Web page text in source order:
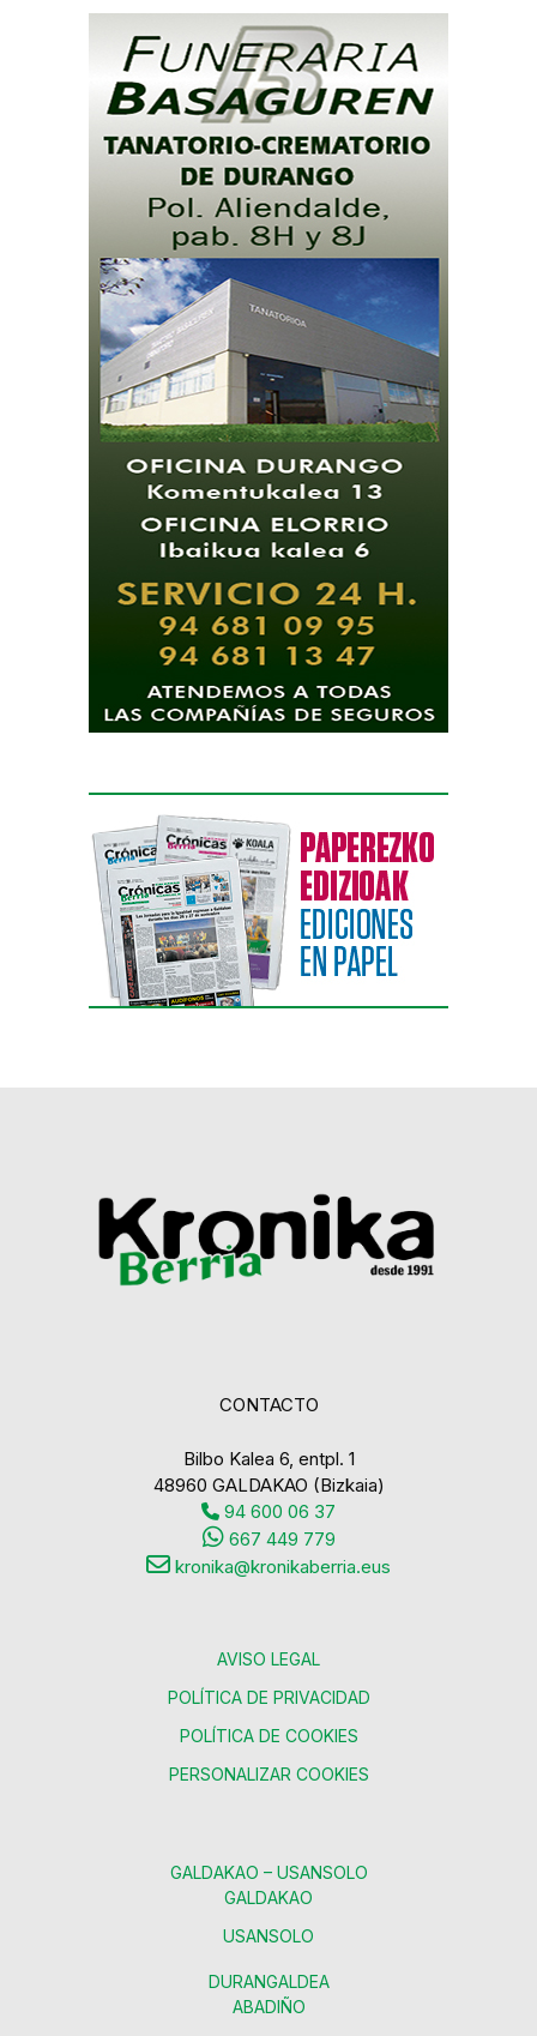
CONTACTO
Bilbo Kalea 6, entpl. 1
48960 GALDAKAO (Bizkaia)
94 600 06 37
667 449 779
kronika@kronikaberria.eus
AVISO LEGAL
POLÍTICA DE PRIVACIDAD
POLÍTICA DE COOKIES
PERSONALIZAR COOKIES
GALDAKAO – USANSOLO
GALDAKAO
USANSOLO
DURANGALDEA
ABADIÑO